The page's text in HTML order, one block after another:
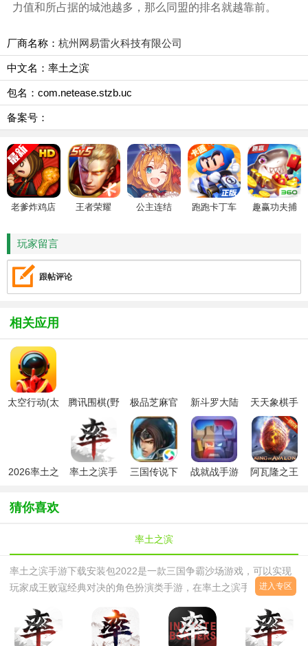
力值和所占据的城池越多，那么同盟的排名就越靠前。
厂商名称： 杭州网易雷火科技有限公司
中文名：率土之滨
包名：com.netease.stzb.uc
备案号：
老爹炸鸡店
王者荣耀 公主连结 跑跑卡丁车
趣赢功夫捕
玩家留言
跟帖评论
相关应用
太空行动(太
腾讯围棋(野
狐)手机版最
新版2026
极品芝麻官
2026最新版
新斗罗大陆
手游最新版
天天象棋手
机版
2026率土之
最新版
率土之滨手
三国传说下
战就战手游
阿瓦隆之王
猜你喜欢
率土之滨
率土之滨手游下载安装包2022是一款三国争霸沙场游戏，可以实现
玩家成王败寇经典对决的角色扮演类手游，在率土之滨手游中，玩家
可在游戏的世界中畅享绝佳经典对战方式，游戏包含了超赞超经典的
游戏方式，值得玩家期待！
进入专区